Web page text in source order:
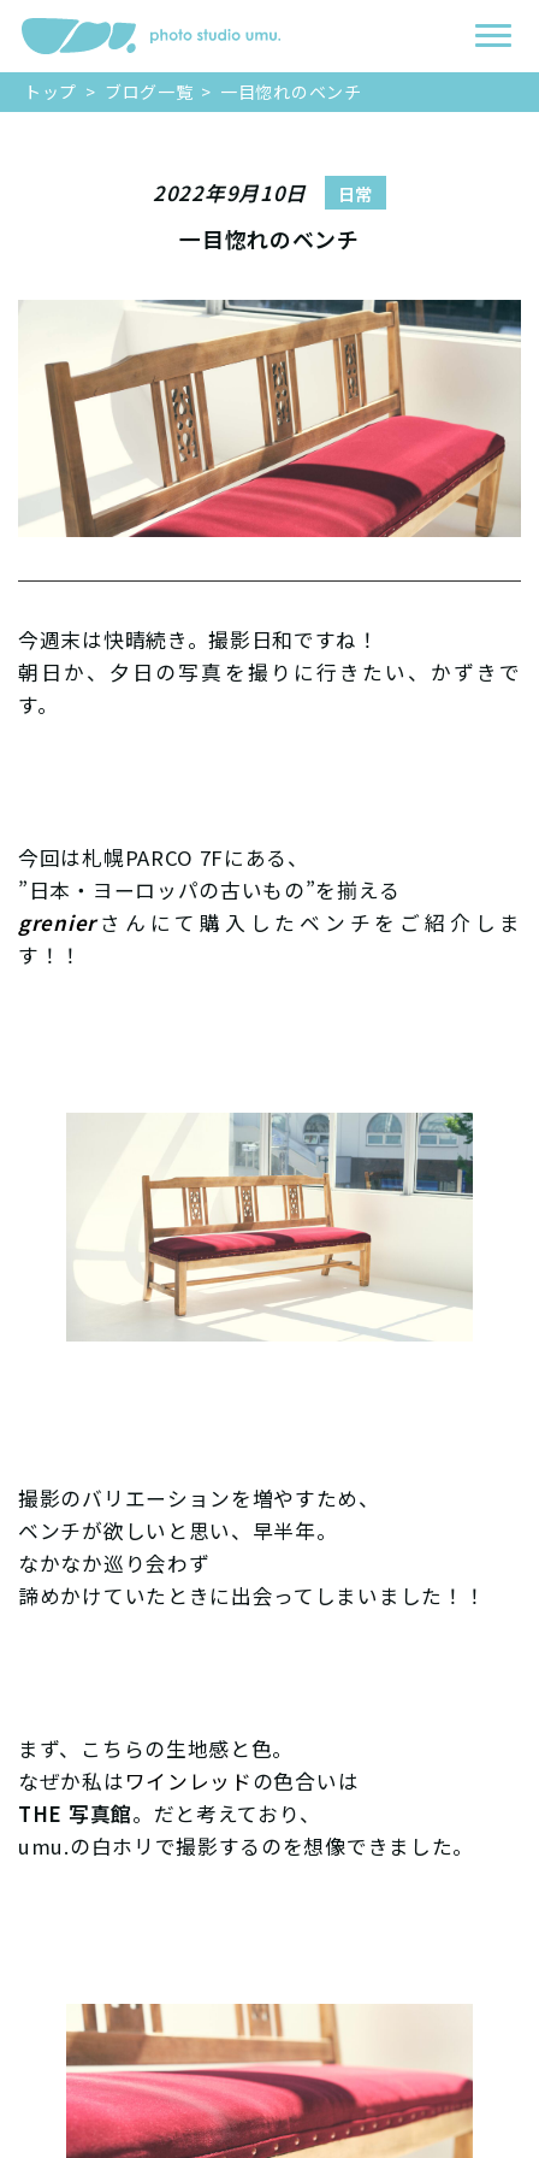
トップ > ブログ一覧 > 一目惚れのベンチ
2022年9月10日 日常
一目惚れのベンチ
今週末は快晴続き。撮影日和ですね！
朝日か、夕日の写真を撮りに行きたい、かずきで
す。
今回は札幌PARCO 7Fにある、
”日本・ヨーロッパの古いもの”を揃える
grenierさんにて購入したベンチをご紹介しま
す！！
撮影のバリエーションを増やすため、
ベンチが欲しいと思い、早半年。
なかなか巡り会わず
諦めかけていたときに出会ってしまいました！！
まず、こちらの生地感と色。
なぜか私はワインレッドの色合いは
THE 写真館。だと考えており、
umu.の白ホリで撮影するのを想像できました。